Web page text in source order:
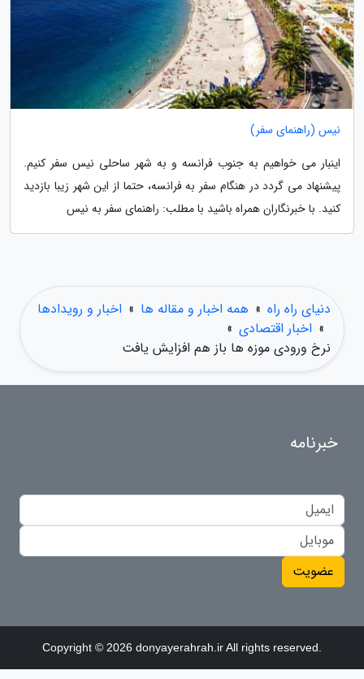
نیس (راهنمای سفر)
اینبار می خواهیم به جنوب فرانسه و به شهر ساحلی نیس سفر کنیم.
پیشنهاد می گردد در هنگام سفر به فرانسه، حتما از این شهر زیبا بازدید
کنید. با خبرنگاران همراه باشید با مطلب: راهنمای سفر به نیس
دنیای راه راه » همه اخبار و مقاله ها » اخبار و رویدادها
» اخبار اقتصادی »
نرخ ورودی موزه ها باز هم افزایش یافت
خبرنامه
عضویت
Copyright © 2026 donyayerahrah.ir All rights reserved.